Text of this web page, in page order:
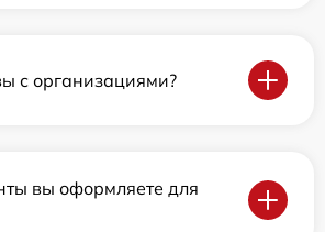
с организациями?
вы оформляете для